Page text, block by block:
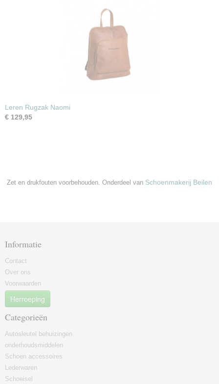
Leren Rugzak Naomi
€ 129,95
Zet en drukfouten voorbehouden. Onderdeel van Schoenmakerij Beilen
Informatie
Contact
Over ons
Voorwaarden
Herroeping
Categorieën
Autosleutel behuizingen
onderhoudsmiddelen
Schoen accessoires
Lederwaren
Schoeisel